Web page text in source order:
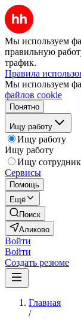
Мы используем
правильную
трафик.
Правила
Мы используем
файлов cookie
Понятно
Ищу работу
Ищу работу
Ищу работу
Ищу
Сервисы
Помощь
Ещё
Поиск
Аликово
Войти
Войти
Создать резюме
Главная
/